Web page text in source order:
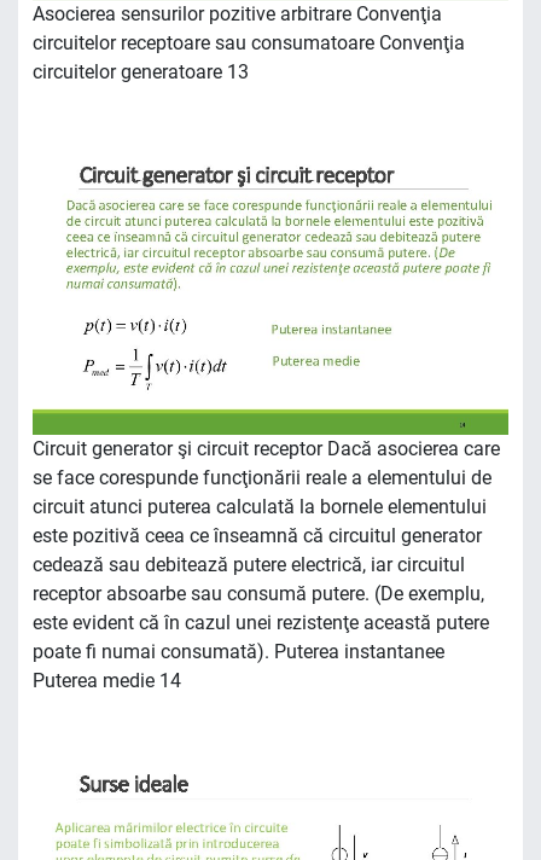
Asocierea sensurilor pozitive arbitrare Convenţia
circuitelor receptoare sau consumatoare Convenţia
circuitelor generatoare 13
Circuit generator şi circuit receptor Dacă asocierea care
se face corespunde funcţionării reale a elementului de
circuit atunci puterea calculată la bornele elementului
este pozitivă ceea ce înseamnă că circuitul generator
cedează sau debitează putere electrică, iar circuitul
receptor absoarbe sau consumă putere. (De exemplu,
este evident că în cazul unei rezistenţe această putere
poate fi numai consumată). Puterea instantanee
Puterea medie 14